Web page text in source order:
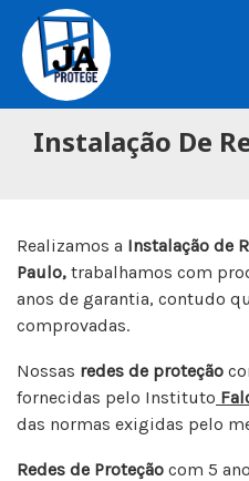
Instalação De
Realizamos a Instalação de
Paulo, trabalhamos com
anos de garantia, contudo
comprovadas.
Nossas redes de proteção
fornecidas pelo Instituto
das normas exigidas pelo
Redes de Proteção com 5